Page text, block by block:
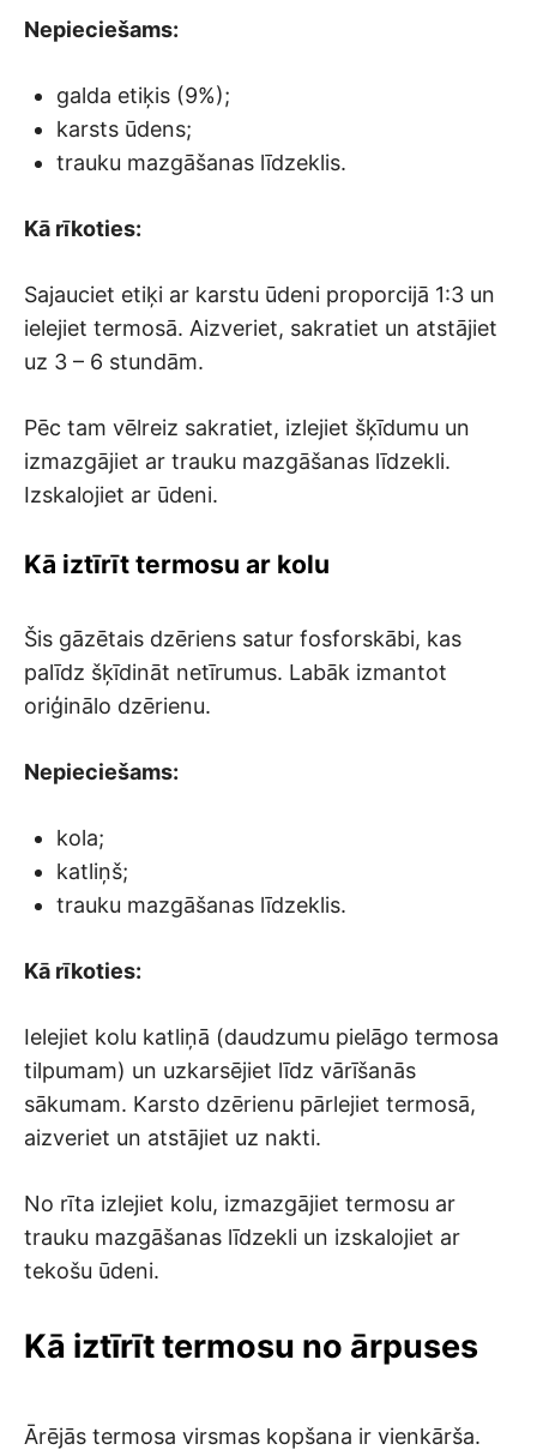
Nepieciešams:
galda etiķis (9%);
karsts ūdens;
trauku mazgāšanas līdzeklis.
Kā rīkoties:
Sajauciet etiķi ar karstu ūdeni proporcijā 1:3 un
ielejiet termosā. Aizveriet, sakratiet un atstājiet
uz 3 – 6 stundām.
Pēc tam vēlreiz sakratiet, izlejiet šķīdumu un
izmazgājiet ar trauku mazgāšanas līdzekli.
Izskalojiet ar ūdeni.
Kā iztīrīt termosu ar kolu
Šis gāzētais dzēriens satur fosforskābi, kas
palīdz šķīdināt netīrumus. Labāk izmantot
oriģinālo dzērienu.
Nepieciešams:
kola;
katliņš;
trauku mazgāšanas līdzeklis.
Kā rīkoties:
Ielejiet kolu katliņā (daudzumu pielāgo termosa
tilpumam) un uzkarsējiet līdz vārīšanās
sākumam. Karsto dzērienu pārlejiet termosā,
aizveriet un atstājiet uz nakti.
No rīta izlejiet kolu, izmazgājiet termosu ar
trauku mazgāšanas līdzekli un izskalojiet ar
tekošu ūdeni.
Kā iztīrīt termosu no ārpuses
Ārējās termosa virsmas kopšana ir vienkārša.